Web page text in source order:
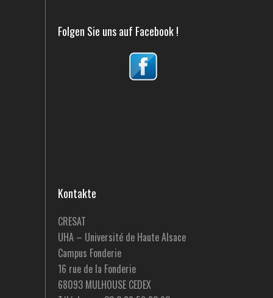
Folgen Sie uns auf Facebook !
Kontakte
CRESAT
UHA – Université de Haute Alsace
Campus Fonderie
16 rue de la Fonderie
68093 MULHOUSE CEDEX